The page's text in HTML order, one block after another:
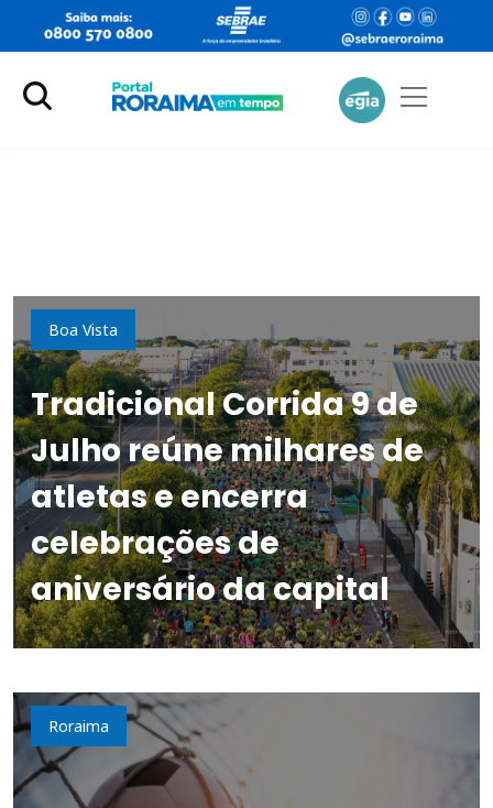
Boa Vista
Tradicional Corrida 9 de
Julho reúne milhares de
atletas e encerra
celebrações de
aniversário da capital
Roraima